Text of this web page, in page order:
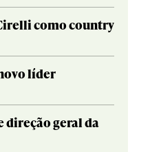
como country
líder
geral da